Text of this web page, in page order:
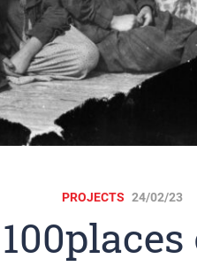
PROJECTS 24/02/23